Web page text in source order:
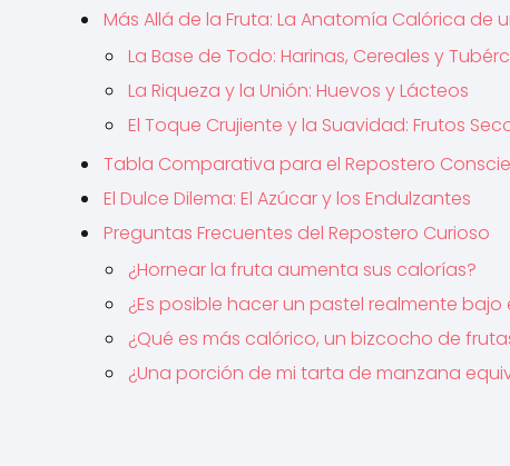
Más Allá de la Fruta: La Anatomía Calórica de
La Base de Todo: Harinas, Cereales y
La Riqueza y la Unión: Huevos y Lácteos
El Toque Crujiente y la Suavidad: Frutos
Tabla Comparativa para el Repostero
El Dulce Dilema: El Azúcar y los Endulzantes
Preguntas Frecuentes del Repostero Curioso
¿Hornear la fruta aumenta sus calorías?
¿Es posible hacer un pastel realmente bajo
¿Qué es más calórico, un bizcocho de
¿Una porción de mi tarta de manzana